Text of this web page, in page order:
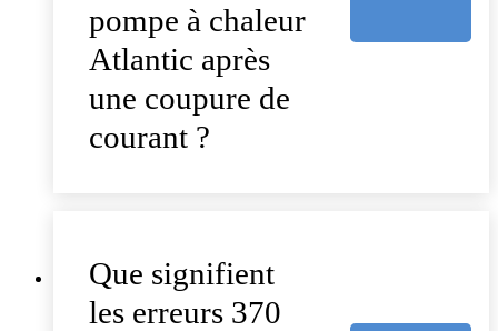
pompe à chaleur
Atlantic après
une coupure de
courant ?
Que signifient
les erreurs 370